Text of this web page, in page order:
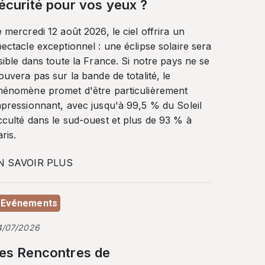
pour vos yeux ?
mercredi 12 août 2026, le ciel offrira un
exceptionnel : une éclipse solaire sera
dans toute la France. Si notre pays ne se
pas sur la bande de totalité, le
promet d'être particulièrement
avec jusqu'à 99,5 % du Soleil
dans le sud-ouest et plus de 93 % à
SAVOIR PLUS
07/2026
Rencontres de